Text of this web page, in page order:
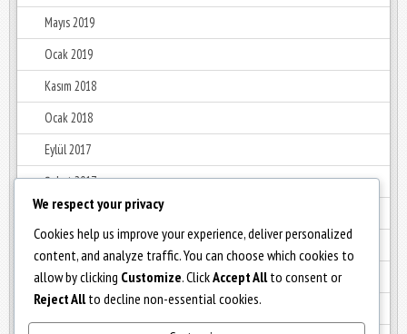
Mayıs 2019
Ocak 2019
Kasım 2018
Ocak 2018
Eylül 2017
Şubat 2017
Ocak 2017
Aralık 2016
Haziran 2016
Mayıs 2016
We respect your privacy
Cookies help us improve your experience, deliver personalized
content, and analyze traffic. You can choose which cookies to
allow by clicking Customize. ClickAccept Allto consent or
Reject Allto decline non-essential cookies.